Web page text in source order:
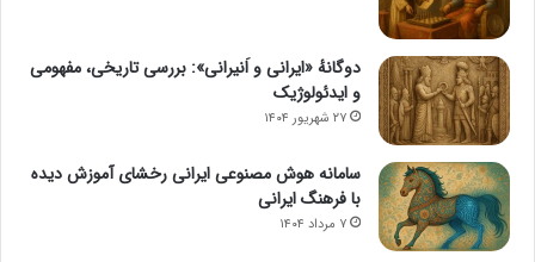
دوگانهٔ «ایرانی و اَنیرانی»: بررسی تاریخی، مفهومی
و ایدئولوژیک
۲۷ شهریور ۱۴۰۴
سامانه هوش مصنوعی ایرانی رخشای آموزش دیده
با فرهنگ ایرانی
۷ مرداد ۱۴۰۴